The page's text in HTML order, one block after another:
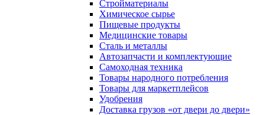
Стройматериалы
Химическое сырье
Пищевые продукты
Медицинские товары
Сталь и металлы
Автозапчасти и комплектующие
Самоходная техника
Товары народного потребления
Товары для маркетплейсов
Удобрения
Доставка грузов «от двери до двери»